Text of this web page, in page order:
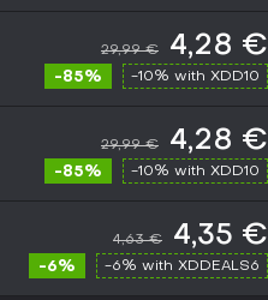
29,99 € 4,28 €
-85% -10% with XDD10
29,99 € 4,28 €
-85% -10% with XDD10
4,63 € 4,35 €
-6% -6% with XDDEALS6